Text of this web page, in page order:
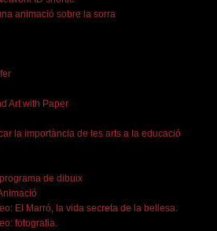
animació sobre la sorra
Art with Paper
la importància de les arts a la educació
de dibuix
El Marró, la vida secreta de la bellesa.
fotografia.